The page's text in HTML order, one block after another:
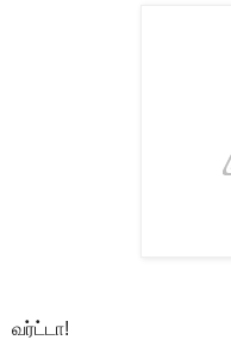
வர்ட்டா!